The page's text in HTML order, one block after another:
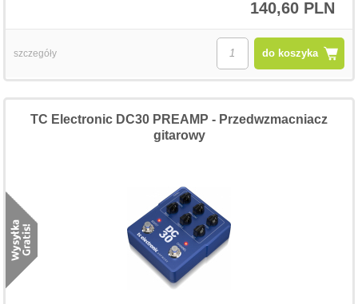
140,60 PLN
do koszyka
szczegóły
TC Electronic DC30 PREAMP - Przedwzmacniacz
gitarowy